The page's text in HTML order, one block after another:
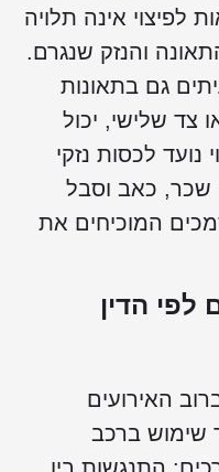
אינה תלויה
והנזק שנגרם.
גם בתאונות
שלישי, יכול
לכסות נזקי
כאב וסבל
המוכיחים את
הדין
האירועים
ברכב